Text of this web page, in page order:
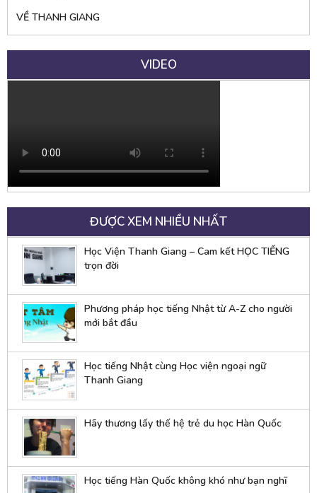
VỀ THANH GIANG
VIDEO
ĐƯỢC XEM NHIỀU NHẤT
Học Viện Thanh Giang – Cam kết HỌC TIẾNG
trọn đời
Phương pháp học tiếng Nhật từ A-Z cho người
mới bắt đầu
Học tiếng Nhật cùng Học viện ngoại ngữ
Thanh Giang
Hãy thương lấy thế hệ trẻ du học Hàn Quốc
Học tiếng Hàn Quốc không khó như bạn nghĩ